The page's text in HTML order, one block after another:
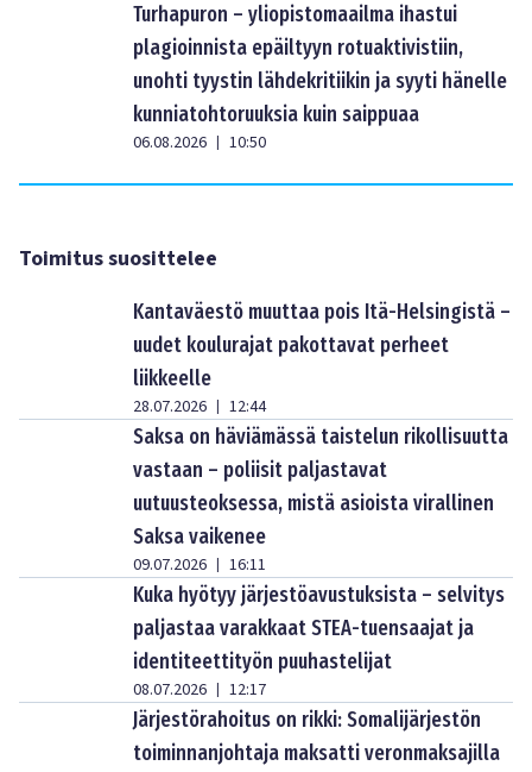
Turhapuron – yliopistomaailma ihastui
plagioinnista epäiltyyn rotuaktivistiin,
unohti tyystin lähdekritiikin ja syyti hänelle
kunniatohtoruuksia kuin saippuaa
06.08.2026 | 10:50
Toimitus suosittelee
Kantaväestö muuttaa pois Itä-Helsingistä –
uudet koulurajat pakottavat perheet
liikkeelle
28.07.2026 | 12:44
Saksa on häviämässä taistelun rikollisuutta
vastaan – poliisit paljastavat
uutuusteoksessa, mistä asioista virallinen
Saksa vaikenee
09.07.2026 | 16:11
Kuka hyötyy järjestöavustuksista – selvitys
paljastaa varakkaat STEA-tuensaajat ja
identiteettityön puuhastelijat
08.07.2026 | 12:17
Järjestörahoitus on rikki: Somalijärjestön
toiminnanjohtaja maksatti veronmaksajilla